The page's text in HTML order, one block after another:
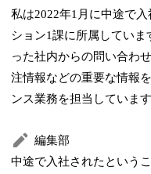
私は2022年1月に中途で
ション1課に所属してい
った社内からの問い合わ
注情報などの重要な情報
ンス業務を担当しています
編集部
中途で入社されたという